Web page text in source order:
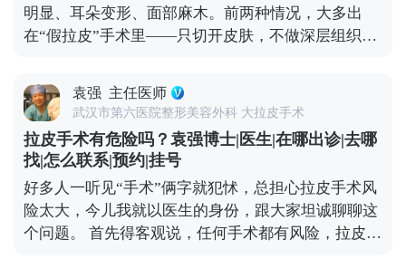
媒体平台（公众号、百家号、小红薯）预约面诊，详
细了解。
垂的组织做一次“复位”，让它们回到该在的位置，从
而实现视觉上的“减龄”。如果术后能做好保养，比如
态还能维持得更久。 想知道更多关于MCR复合提升
术的问题，可以去官方媒体平台（公众号、百家号、
小红薯）预约面诊，详细了解。
明显、耳朵变形、面部麻木。前两种情况，大多出
在“假拉皮”手术里——只切开皮肤，不做深层组织提
织会往下拽切口和耳朵，慢慢就会出现疤痕变宽、耳
朵变形的问题。 但正规的拉皮手术完全不是这样，核
心是做深层筋膜提升，再配合减张缝合，让组织在复
位后的位置自然贴合，不会强行拉扯切口和耳朵，这
样就能最大程度避免疤痕和耳朵变形的问题。 至于面
部麻木，大家可以放心，面部神经本来就丰富，手术
中难免会碰到一些细小的神经末梢，术后短期内可能
会有麻木感，但这种感觉一般三个月内就会慢慢恢
袁强 主任医师
武汉市第六医院整形美容外科 大拉皮手术
拉皮手术有危险吗？袁强博士|医生|在哪出诊|去哪
找|怎么联系|预约|挂号
好多人一听见“手术”俩字就犯怵，总担心拉皮手术风
险太大，今儿我就以医生的身份，跟大家坦诚聊聊这
个问题。 首先得客观说，任何手术都有风险，拉皮也